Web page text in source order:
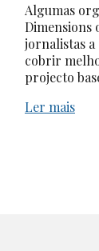
Algumas
Dimensions
jornalistas a
cobrir
projecto
Ler mais